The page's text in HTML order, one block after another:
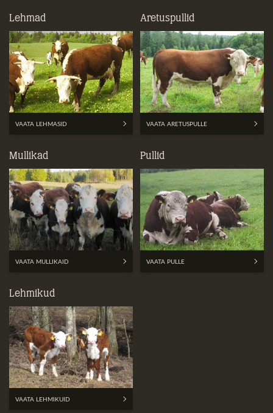
Lehmad
VAATA LEHMASID
Aretuspullid
VAATA ARETUSPULLE
Mullikad
VAATA MULLIKAID
Pullid
VAATA PULLE
Lehmikud
VAATA LEHMIKUID